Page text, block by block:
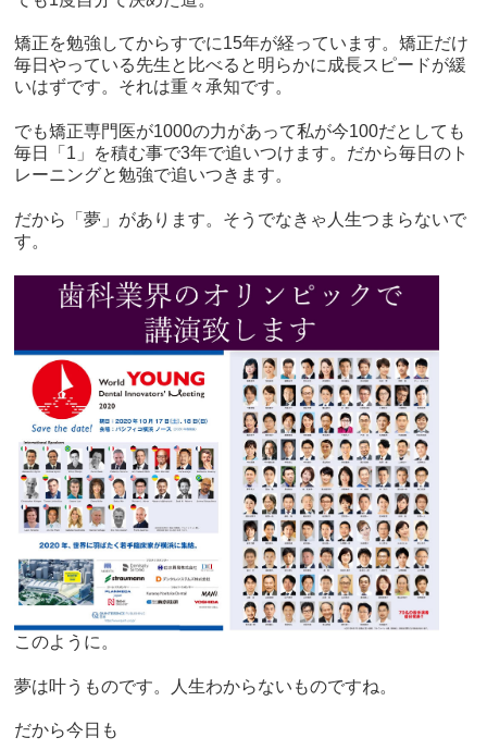
矯正を勉強してからすでに15年が経っています。矯正だけ
毎日やっている先生と比べると明らかに成長スピードが緩
いはずです。それは重々承知です。
でも矯正専門医が1000の力があって私が今100だとしても
毎日「1」を積む事で3年で追いつけます。だから毎日のト
レーニングと勉強で追いつきます。
だから「夢」があります。そうでなきゃ人生つまらないで
す。
このように。
夢は叶うものです。人生わからないものですね。
だから今日も